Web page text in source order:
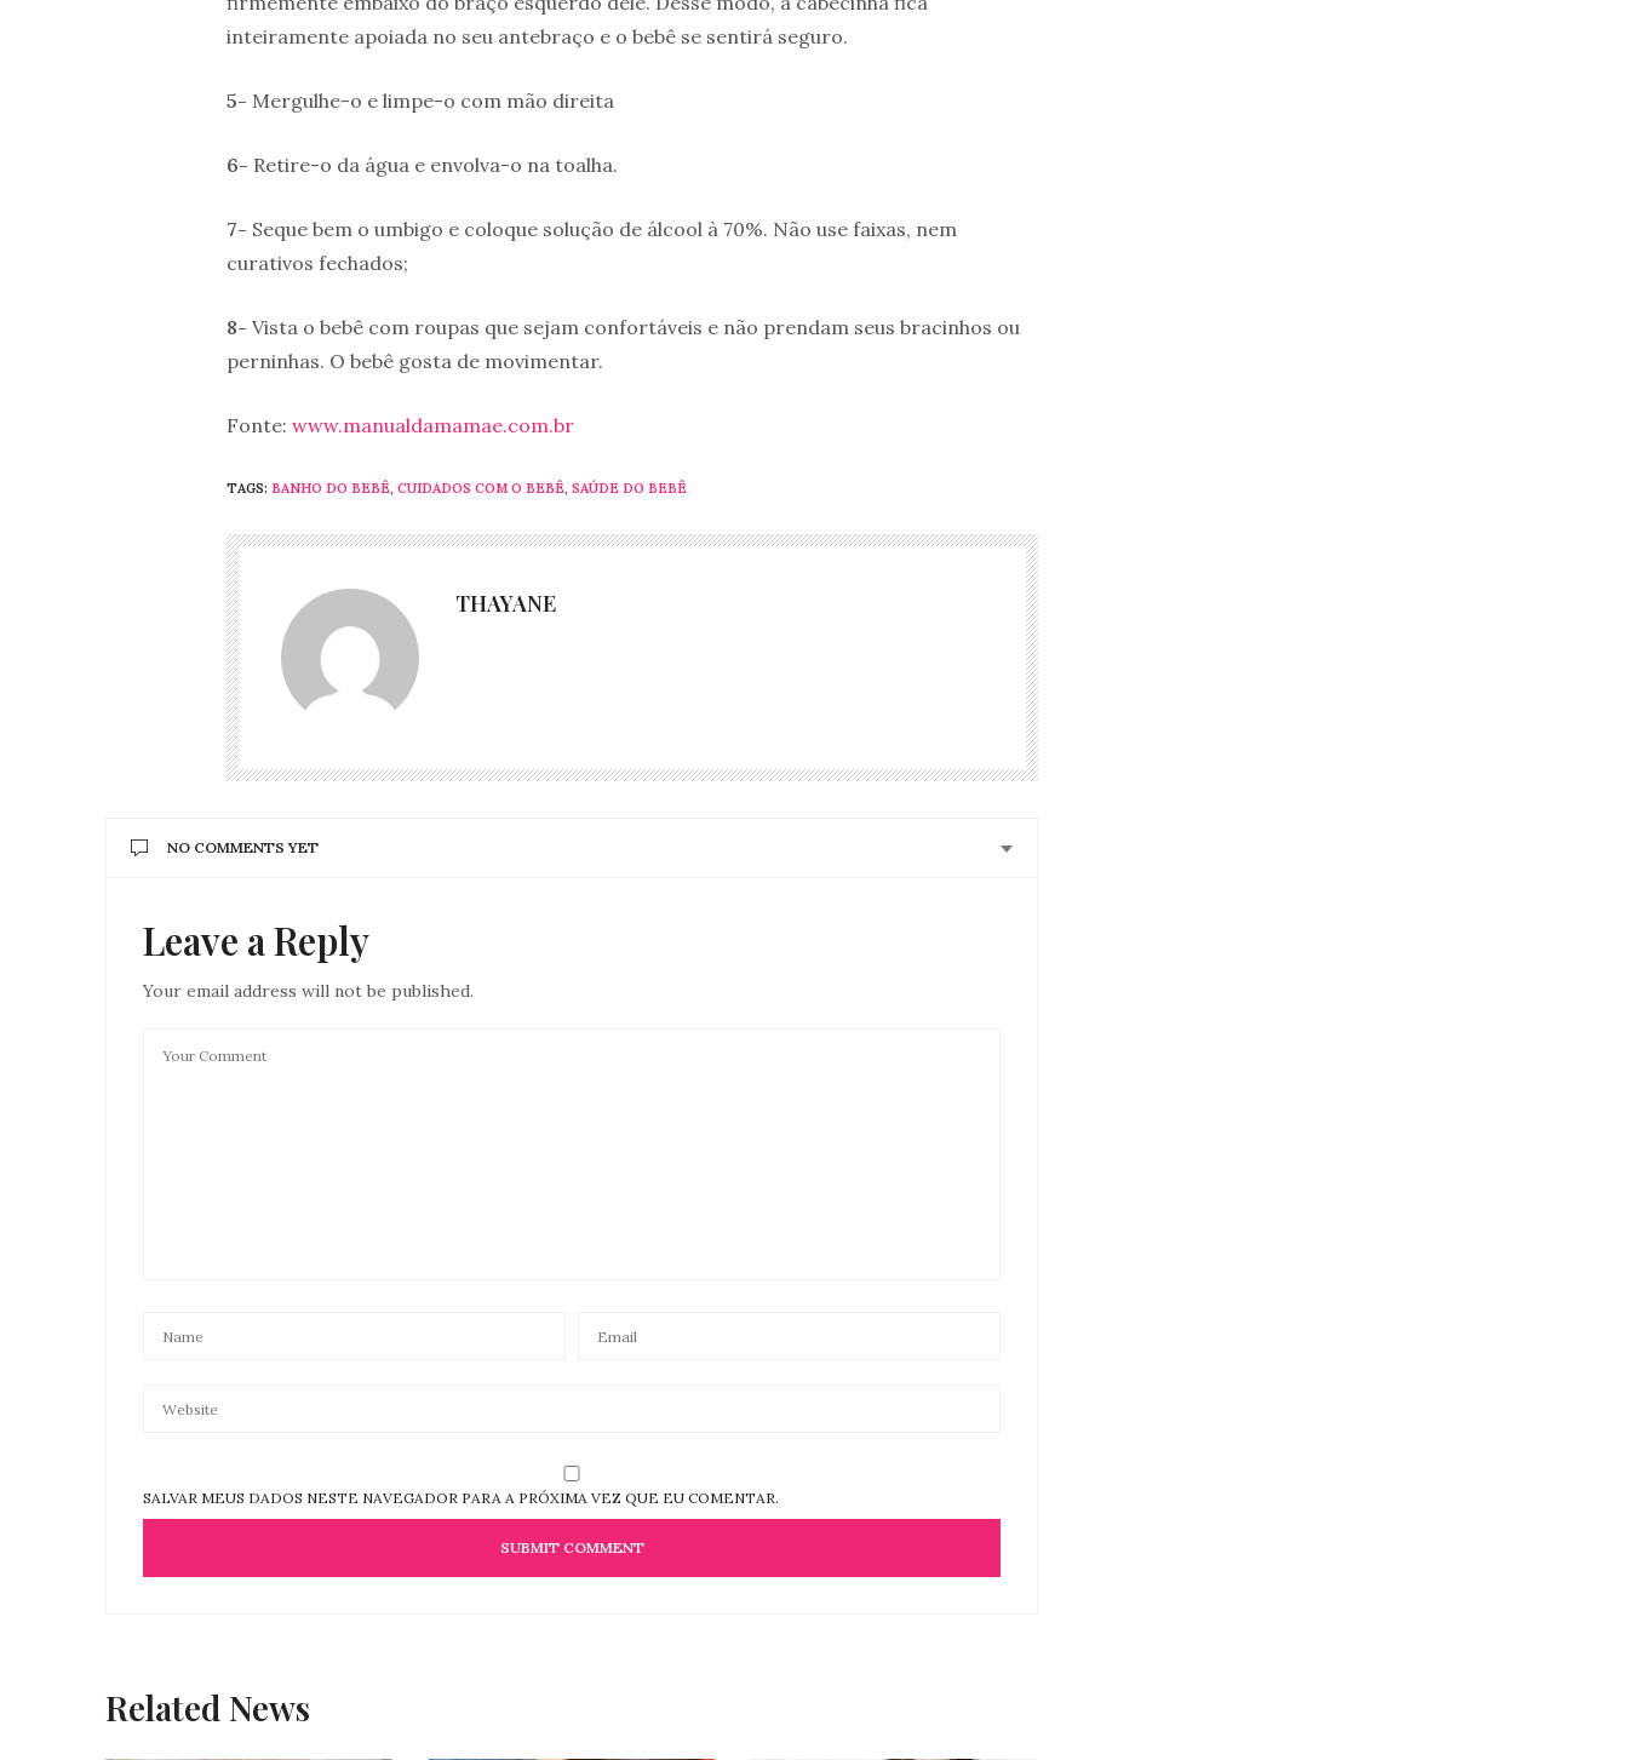
inteiramente apoiada no seu antebraço e o bebê se sentirá seguro.
5- Mergulhe-o e limpe-o com mão direita
6- Retire-o da água e envolva-o na toalha.
7- Seque bem o umbigo e coloque solução de álcool à 70%. Não use faixas, nem
curativos fechados;
8- Vista o bebê com roupas que sejam confortáveis e não prendam seus bracinhos ou
perninhas. O bebê gosta de movimentar.
Fonte: www.manualdamamae.com.br
TAGS: BANHO DO BEBÊ, CUIDADOS COM O BEBÊ, SAÚDE DO BEBÊ
THAYANE
NO COMMENTS YET
Leave a Reply
Your email address will not be published.
SALVAR MEUS DADOS NESTE NAVEGADOR PARA A PRÓXIMA VEZ QUE EU COMENTAR.
Related News